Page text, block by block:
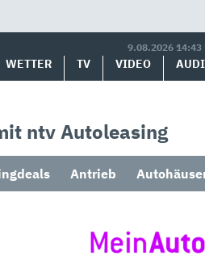
9.08.2026 14:43
WETTER TV VIDEO
ntv Autoleasing
Antrieb